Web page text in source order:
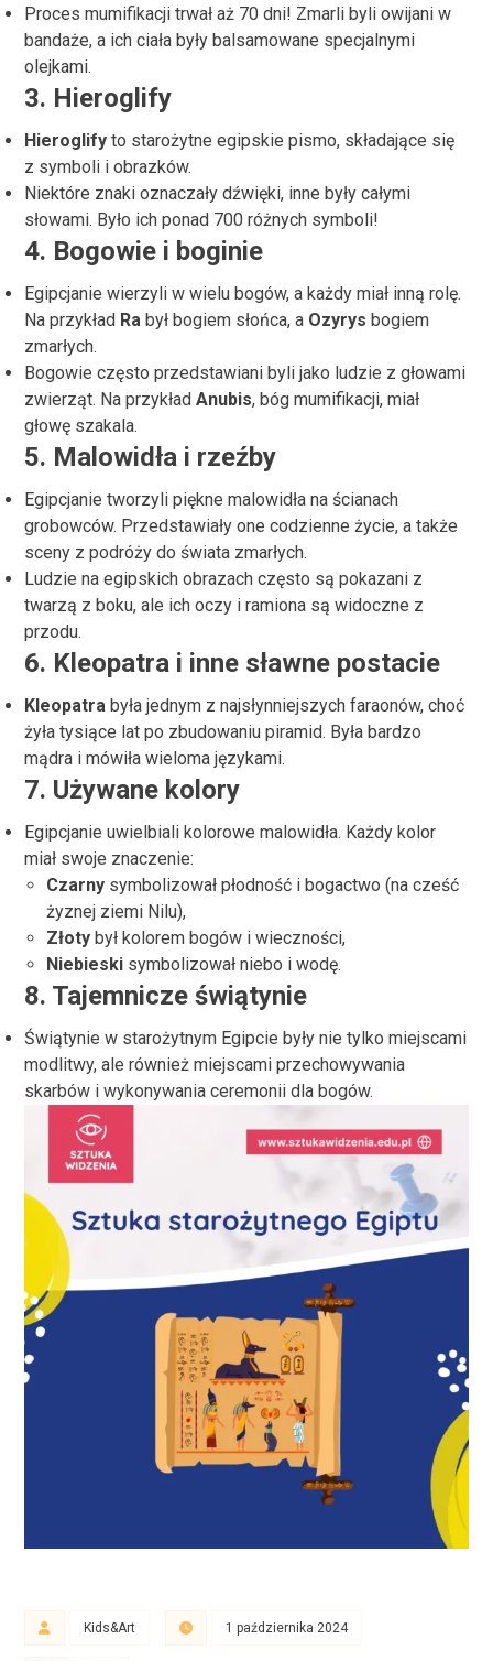
Proces mumifikacji trwał aż 70 dni! Zmarli byli owijani w
bandaże, a ich ciała były balsamowane specjalnymi
olejkami.
3. Hieroglify
Hieroglify to starożytne egipskie pismo, składające się
z symboli i obrazków.
Niektóre znaki oznaczały dźwięki, inne były całymi
słowami. Było ich ponad 700 różnych symboli!
4. Bogowie i boginie
Egipcjanie wierzyli w wielu bogów, a każdy miał inną rolę.
Na przykład Ra był bogiem słońca, a Ozyrys bogiem
zmarłych.
Bogowie często przedstawiani byli jako ludzie z głowami
zwierząt. Na przykładAnubis, bóg mumifikacji, miał
głowę szakala.
5. Malowidła i rzeźby
Egipcjanie tworzyli piękne malowidła na ścianach
grobowców. Przedstawiały one codzienne życie, a także
sceny z podróży do świata zmarłych.
Ludzie na egipskich obrazach często są pokazani z
twarzą z boku, ale ich oczy i ramiona są widoczne z
przodu.
6. Kleopatra i inne sławne postacie
Kleopatra była jednym z najsłynniejszych faraonów, choć
żyła tysiące lat po zbudowaniu piramid. Była bardzo
mądra i mówiła wieloma językami.
7. Używane kolory
Egipcjanie uwielbiali kolorowe malowidła. Każdy kolor
miał swoje znaczenie:
Czarny symbolizował płodność i bogactwo (na cześć
żyznej ziemi Nilu),
Złoty był kolorem bogów i wieczności,
Niebieski symbolizował niebo i wodę.
8. Tajemnicze świątynie
Świątynie w starożytnym Egipcie były nie tylko miejscami
modlitwy, ale również miejscami przechowywania
skarbów i wykonywania ceremonii dla bogów.
Kids&Art 1 października 2024